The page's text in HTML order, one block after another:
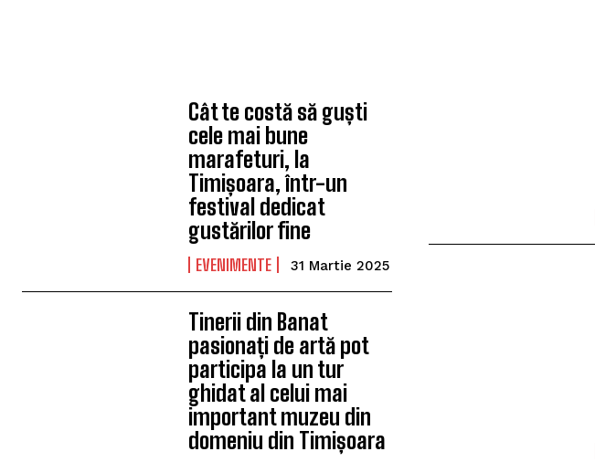
Cât te costă să guști
cele mai bune
marafeturi, la
Timișoara, într-un
festival dedicat
gustărilor fine
EVENIMENTE 31 Martie 2025
Tinerii din Banat
pasionați de artă pot
participa la un tur
ghidat al celui mai
important muzeu din
domeniu din Timișoara